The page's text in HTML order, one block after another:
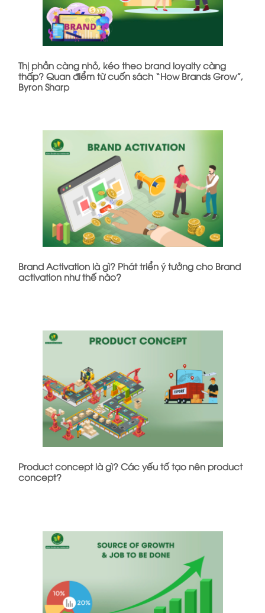
Thị phần càng nhỏ, kéo theo brand loyalty càng
thấp? Quan điểm từ cuốn sách “How Brands Grow”,
Byron Sharp
Brand Activation là gì? Phát triển ý tưởng cho Brand
activation như thế nào?
Product concept là gì? Các yếu tố tạo nên product
concept?